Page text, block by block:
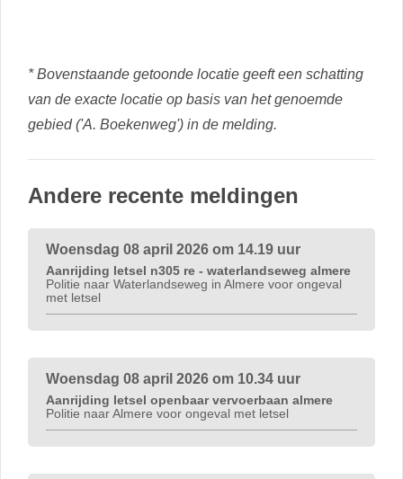
* Bovenstaande getoonde locatie geeft een schatting
van de exacte locatie op basis van het genoemde
gebied ('A. Boekenweg') in de melding.
Andere recente meldingen
Woensdag 08 april 2026 om 14.19 uur
Aanrijding letsel n305 re - waterlandseweg almere
Politie naar Waterlandseweg in Almere voor ongeval
met letsel
Woensdag 08 april 2026 om 10.34 uur
Aanrijding letsel openbaar vervoerbaan almere
Politie naar Almere voor ongeval met letsel